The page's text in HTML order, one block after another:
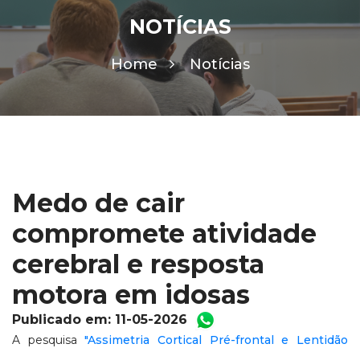
NOTÍCIAS
Home Notícias
Medo de cair
compromete atividade
cerebral e resposta
motora em idosas
Publicado em: 11-05-2026
A pesquisa"Assimetria Cortical Pré-frontal e Lentidão